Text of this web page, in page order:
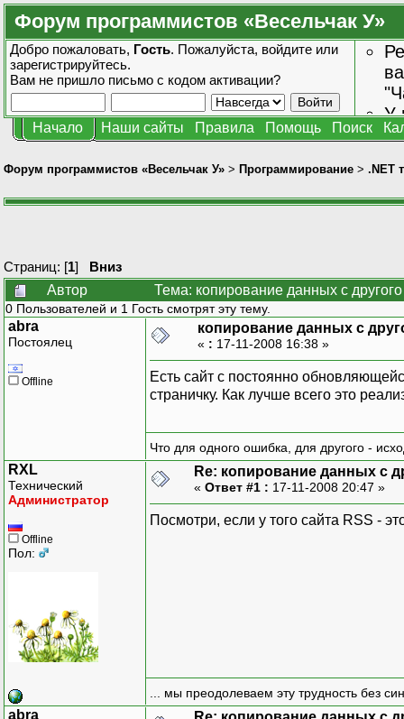
Форум программистов «Весельчак У»
Добро пожаловать, Гость. Пожалуйста, войдите или
зарегистрируйтесь.
Вам не пришло письмо с кодом активации?
У
Начало Наши сайты Правила Помощь Поиск
Форум программистов «Весельчак У» > Программирование > .NET
Страниц: [1] Вниз
Автор
Тема: копирование данных с
0 Пользователей и 1 Гость смотрят эту тему.
abra
Постоялец
Offline
копирование данных с
« : 17-11-2008 16:38 »
Есть сайт с постоянно
страничку. Как лучше всего это
Что для одного ошибка, для другого -
RXL
Технический
Администратор
Offline
Пол:
Re: копирование данных с
« Ответ #1 : 17-11-2008 20:47 »
Посмотри, если у того сайта RSS -
... мы преодолеваем эту трудность без
abra